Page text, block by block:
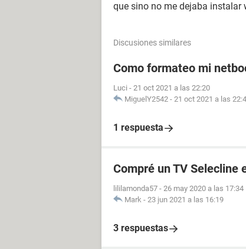
que sino no me dejaba instalar
Discusiones similares
Como formateo mi
Luci - 21 oct 2021 a las 22:20
MiguelY2542 - 21 oct 2021 a las
1 respuesta
Compré un TV Selecline
lililamonda57 - 26 may 2020 a las 17:34
Mark - 23 jun 2021 a las 16:19
3 respuestas